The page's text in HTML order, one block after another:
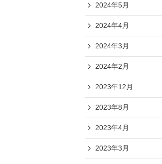
2024年5月
2024年4月
2024年3月
2024年2月
2023年12月
2023年8月
2023年4月
2023年3月